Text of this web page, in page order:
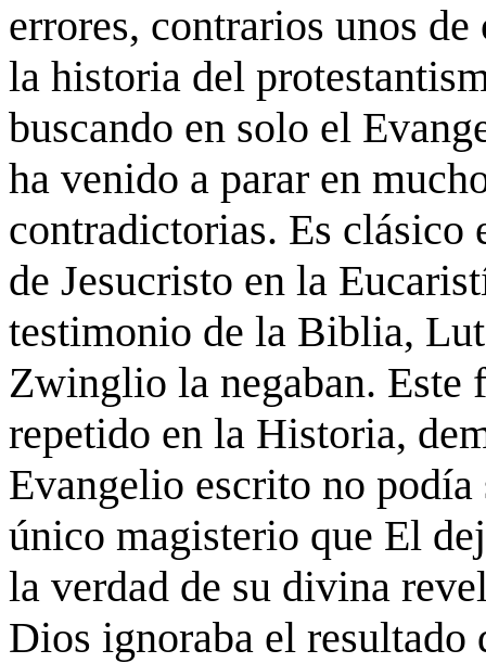
errores, contrarios unos
la historia del
buscando en solo el
ha venido a parar en
contradictorias. Es clásico
de Jesucristo en la
testimonio de la Biblia,
Zwinglio la negaban. Este
repetido en la Historia,
Evangelio escrito no
único magisterio que El
la verdad de su divina
Dios ignoraba el resultado